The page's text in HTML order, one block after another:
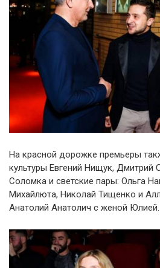
На красной дорожке премьеры
культуры Евгений Нищук, Дмитрий
Соломка и светские пары: Ольга
Михайлюта, Николай Тищенко и
Анатолий Анатолич с женой Юлией.